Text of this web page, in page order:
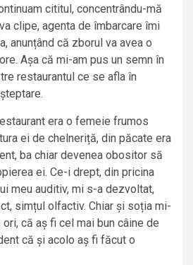
cititul, concentrându-mă
clipe, agenta de îmbarcare îmi
anunțând că zborul va avea o
Așa că mi-am pus un semn în
restaurantul ce se afla în
era o femeie frumos
ei de chelneriță, din păcate era
ba chiar devenea obositor să
ei. Ce-i drept, din pricina
meu auditiv, mi s-a dezvoltat,
simțul olfactiv. Chiar și soția mi-
că aș fi cel mai bun câine de
că și acolo aș fi făcut o